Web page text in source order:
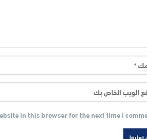
in this browser for the next time I